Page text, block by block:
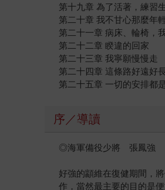
第十九章 為了活著，練習
第二十章 我不甘心那麼年
第二十一章 病床、輪椅，
第二十二章 睽違的回家
第二十三章 我寧願慢慢走
第二十四章 這條路好遠好
第二十五章 一切的安排都
序／導讀
◎海軍備役少將 張鳳強
好強的顓維在復健期間，
作，當然最主要的目的是